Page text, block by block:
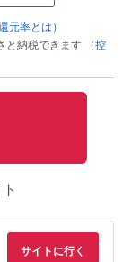
還元率とは）
と納税できます
（控
サイトに行く